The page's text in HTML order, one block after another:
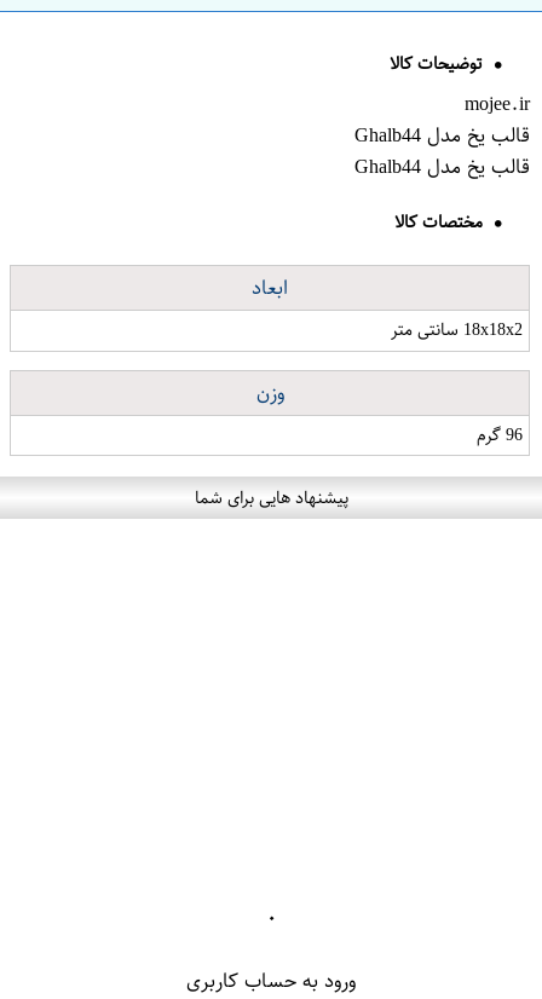
توضیحات کالا
mojee.ir
قالب یخ مدل Ghalb44
قالب یخ مدل Ghalb44
مختصات کالا
ابعاد
18x18x2 سانتی متر
وزن
96 گرم
پیشنهاد هایی برای شما
۰
ورود به حساب کاربری